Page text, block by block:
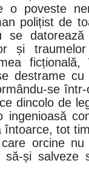
o poveste
polițist de
se
și
destrame
se
dincolo de
ingenioasă
întoarce, tot
orcine nu
să-și salveze